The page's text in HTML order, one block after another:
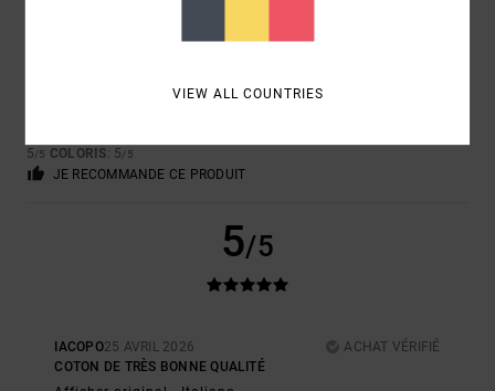
TRÈS JOLIE ET ORIGINALE
5/5 COLORIS: 5/5
JE RECOMMANDE CE PRODUIT
5/5
IACOPO25 AVRIL 2026
ACHAT VÉRIFIÉ
COTON DE TRÈS BONNE QUALITÉ
VIEW ALL COUNTRIES